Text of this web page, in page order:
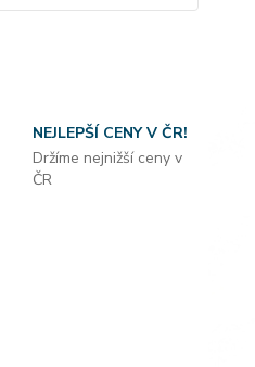
NEJLEPŠÍ CENY V ČR!
Držíme nejnižší ceny v
ČR